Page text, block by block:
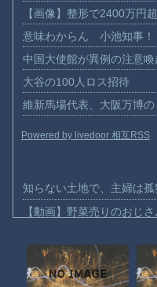
【画像】整形で2400万円
意味わからん 小池知事！
中国大使館が異例の注意
大谷の100人ロス招待
維新馬場代表、大阪万博
Powered by livedoor 相互RSS
知らない土地で、主婦は孤
【動画】野菜売りのおじ
【朗報】大人気漫画「
【動画】サッカーの試合